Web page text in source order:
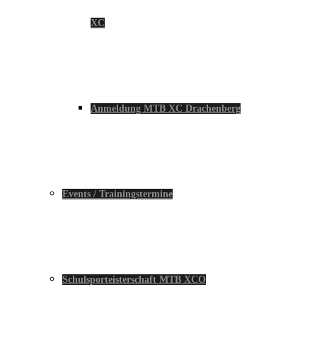
XC
Anmeldung MTB XC Drachenberg
Events / Trainingstermine
Schulsporteisterschaft MTB XCO